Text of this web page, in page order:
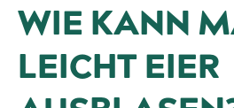
WIE KANN
LEICHT EIER